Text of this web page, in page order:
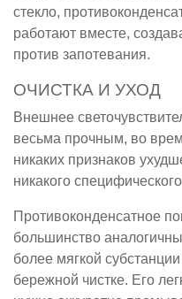
стекло,
работают вместе,
против запотевания.
ОЧИСТКА И УХОД
Внешнее
весьма прочным, во
никаких признаков
никакого
Противоконденсатное
большинство
более мягкой
бережной чистке. Его